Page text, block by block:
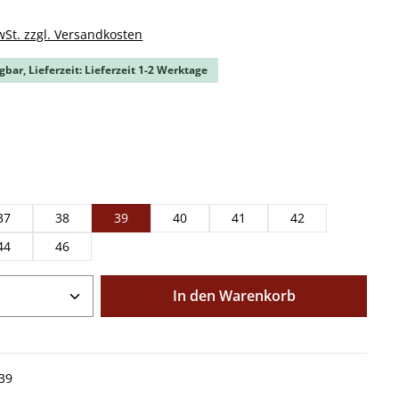
zzgl. Versandkosten
Lieferzeit: Lieferzeit 1-2 Werktage
38 39 40 41
42
46
Anzahl: Gib den gewünschten Wert
In den Warenkorb